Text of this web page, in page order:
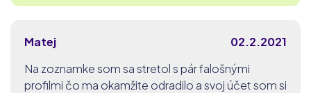
Matej
02.2.2021
Na zoznamke som sa stretol s pár falošnými
profilmi čo ma okamžite odradilo a svoj účet som si